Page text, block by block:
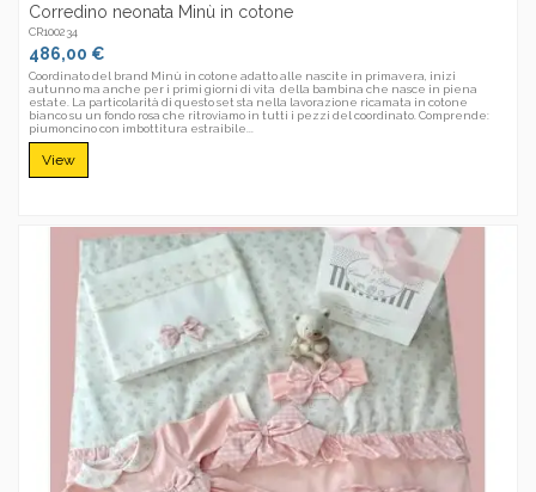
Corredino neonata Minù in cotone
CR100234
486,00 €
Coordinato del brand Minù in cotone adatto alle nascite in primavera, inizi
autunno ma anche per i primi giorni di vita della bambina che nasce in piena
estate. La particolarità di questo set sta nella lavorazione ricamata in cotone
bianco su un fondo rosa che ritroviamo in tutti i pezzi del coordinato. Comprende:
piumoncino con imbottitura estraibile...
View